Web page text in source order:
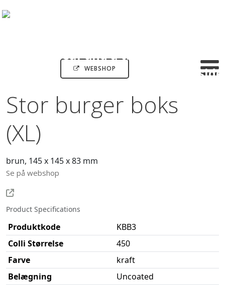
WEBSHOP
Stor burger boks
(XL)
brun, 145 x 145 x 83 mm
Se på webshop
Product Specifications
Produktkode
KBB3
Colli Størrelse
450
Farve
kraft
Belægning
Uncoated